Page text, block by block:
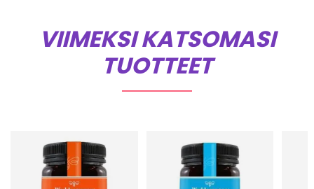
VIIMEKSI KATSOMASI
TUOTTEET